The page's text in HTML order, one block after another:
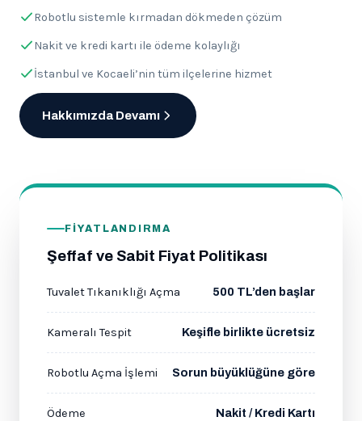
Robotlu sistemle kırmadan dökmeden çözüm
Nakit ve kredi kartı ile ödeme kolaylığı
İstanbul ve Kocaeli’nin tüm ilçelerine hizmet
Hakkımızda Devamı
FIYATLANDIRMA
Şeffaf ve Sabit Fiyat Politikası
Tuvalet Tıkanıklığı Açma 500 TL’den başlar
Kameralı Tespit Keşifle birlikte ücretsiz
Robotlu Açma İşlemi Sorun büyüklüğüne göre
Ödeme Nakit / Kredi Kartı